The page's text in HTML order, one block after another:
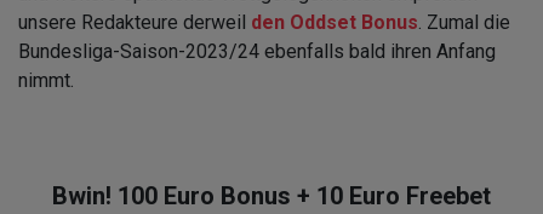
unsere Redakteure derweil den Oddset Bonus . Zumal die
Bundesliga-Saison-2023/24 ebenfalls bald ihren Anfang
nimmt.
Bwin! 100 Euro Bonus + 10 Euro Freebet